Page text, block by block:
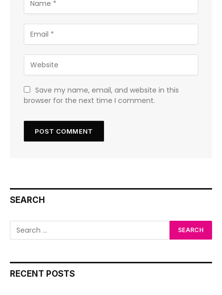
Save my name, email, and website in this
browser for the next time I comment.
SEARCH
RECENT POSTS